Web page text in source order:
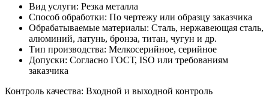
Вид услуги: Резка металла
Способ обработки: По чертежу или образцу заказчика
Обрабатываемые материалы: Сталь, нержавеющая сталь,
алюминий, латунь, бронза, титан, чугун и др.
Тип производства: Мелкосерийное, серийное
Допуски: Согласно ГОСТ, ISO или требованиям
заказчика
Контроль качества: Входной и выходной контроль